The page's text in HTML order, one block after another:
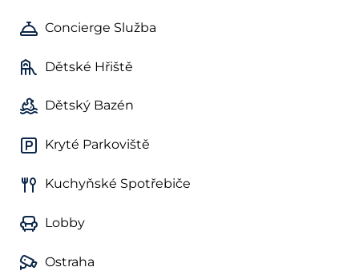
Concierge Služba
Dětské Hřiště
Dětský Bazén
Kryté Parkoviště
Kuchyňské Spotřebiče
Lobby
Ostraha